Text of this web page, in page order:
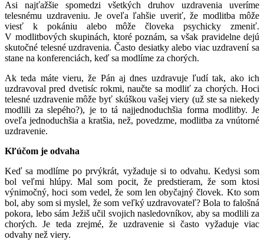
Asi najťažšie spomedzi všetkých druhov uzdravenia uveríme
telesnému uzdraveniu. Je oveľa ľahšie uveriť, že modlitba môže
viesť k pokániu alebo môže človeka psychicky zmeniť.
V modlitbových skupinách, ktoré poznám, sa však pravidelne dejú
skutočné telesné uzdravenia. Často desiatky alebo viac uzdravení sa
stane na konferenciách, keď sa modlíme za chorých.
Ak teda máte vieru, že Pán aj dnes uzdravuje ľudí tak, ako ich
uzdravoval pred dvetisíc rokmi, naučte sa modliť za chorých. Hoci
telesné uzdravenie môže byť skúškou vašej viery (už ste sa niekedy
modlili za slepého?), je to tá najjednoduchšia forma modlitby. Je
oveľa jednoduchšia a kratšia, než, povedzme, modlitba za vnútorné
uzdravenie.
Kľúčom je odvaha
Keď sa modlíme po prvýkrát, vyžaduje si to odvahu. Kedysi som
bol veľmi hlúpy. Mal som pocit, že predstieram, že som ktosi
výnimočný, hoci som vedel, že som len obyčajný človek. Kto som
bol, aby som si myslel, že som veľký uzdravovateľ? Bola to falošná
pokora, lebo sám Ježiš učil svojich nasledovníkov, aby sa modlili za
chorých. Je teda zrejmé, že uzdravenie si často vyžaduje viac
odvahy než viery.